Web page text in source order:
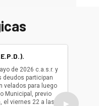
de 2026 c.a.s.r. y
deudos participan
velados para luego
Municipal, previo
el viernes 22 a las
ser
▶